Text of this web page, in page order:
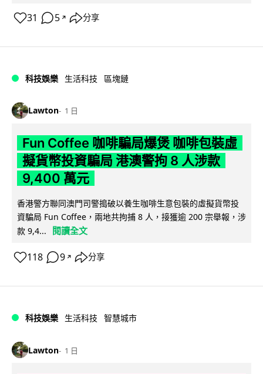
31 5 ↗ 分享
科技娛樂 生活科技 區塊鏈
Lawton 1 日
Fun Coffee 咖啡騙局爆煲 咖啡包裝虛
擬貨幣投資騙局 港澳警拘 8 人涉款
9,400 萬元
香港警方聯同澳門司警搗破以養生咖啡生意包裝的虛擬貨幣投
資騙局 Fun Coffee，兩地共拘捕 8 人，接獲逾 200 宗舉報，涉
款 9,4...
閱讀全文
118 9 ↗ 分享
科技娛樂 生活科技 智慧城市
Lawton 1 日